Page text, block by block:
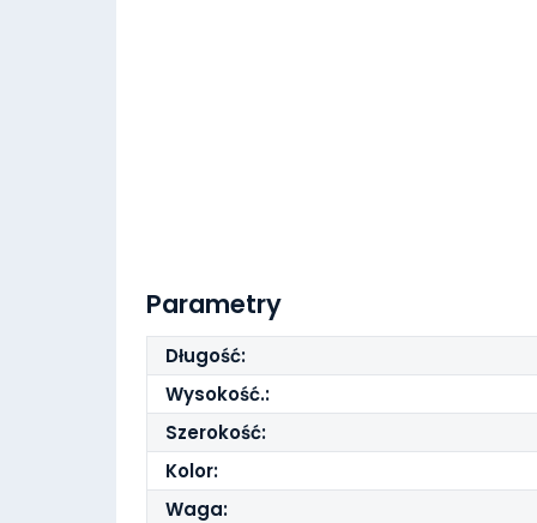
Parametry
Długość:
Wysokość.:
Szerokość:
Kolor:
Waga: